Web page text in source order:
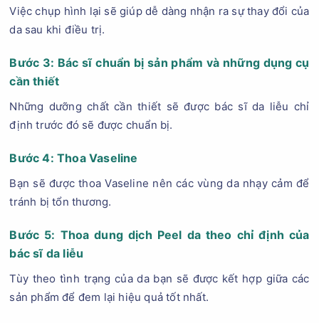
Việc chụp hình lại sẽ giúp dễ dàng nhận ra sự thay đổi của
da sau khi điều trị.
Bước 3: Bác sĩ chuẩn bị sản phẩm và những dụng cụ
cần thiết
Những dưỡng chất cần thiết sẽ được bác sĩ da liễu chỉ
định trước đó sẽ được chuẩn bị.
Bước 4: Thoa Vaseline
Bạn sẽ được thoa Vaseline nên các vùng da nhạy cảm để
tránh bị tổn thương.
Bước 5: Thoa dung dịch Peel da theo chỉ định của
bác sĩ da liễu
Tùy theo tình trạng của da bạn sẽ được kết hợp giữa các
sản phẩm để đem lại hiệu quả tốt nhất.